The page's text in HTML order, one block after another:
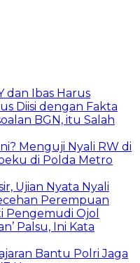
dan Ibas Harus
Diisi dengan Fakta
BGN, itu Salah
Menguji Nyali RW di
di Polda Metro
Ujian Nyata Nyali
Perempuan
Pengemudi Ojol
Palsu, Ini Kata
Bantu Polri Jaga